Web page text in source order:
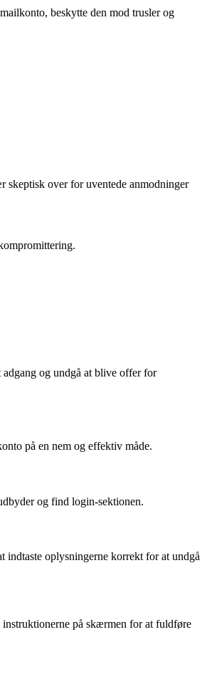
beskytte den mod trusler og
skeptisk over for uventede anmodninger
og undgå at blive offer for
på en nem og effektiv måde.
og find login-sektionen.
indtaste oplysningerne korrekt for at undgå
på skærmen for at fuldføre